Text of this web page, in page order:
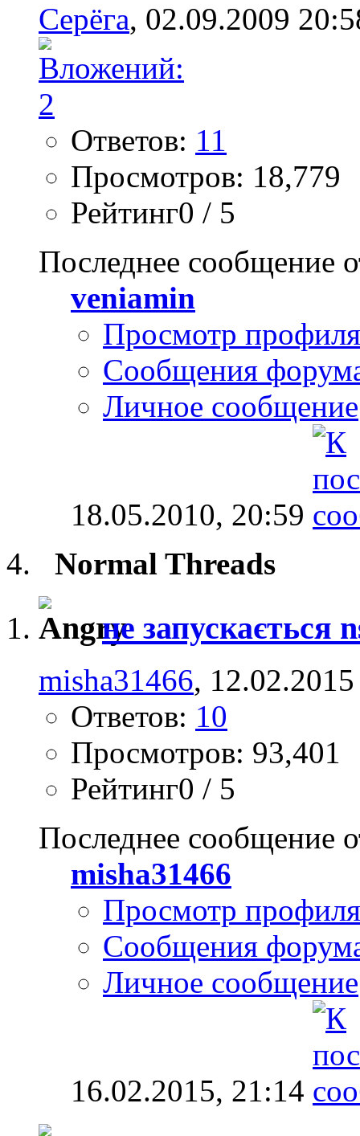
Серёга, 02.09.2009
Ответов: 11
Просмотров: 18,779
Рейтинг0 / 5
Последнее сообщение
veniamin
Просмотр профиля
Сообщения
Личное сообщение
18.05.2010, 20:59
Normal Threads
не запускається
misha31466,
Ответов: 10
Просмотров: 93,401
Рейтинг0 / 5
Последнее сообщение
misha31466
Просмотр профиля
Сообщения
Личное сообщение
16.02.2015, 21:14